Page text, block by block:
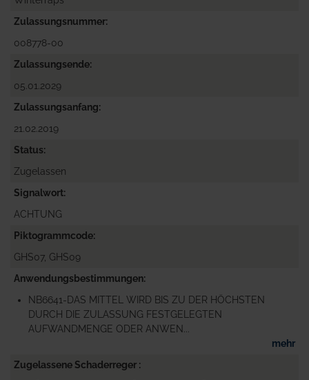
Zulassungsnummer
008778-00
Zulassungsende
05.01.2029
Zulassungsanfang
21.02.2019
Status
Zugelassen
Signalwort
ACHTUNG
Piktogrammcode
GHS07, GHS09
Anwendungsbestimmungen
NB6641-DAS MITTEL WIRD BIS ZU DER HÖCHSTEN
DURCH DIE ZULASSUNG FESTGELEGTEN
AUFWANDMENGE ODER ANWEN...
mehr
Zugelassene Schaderreger